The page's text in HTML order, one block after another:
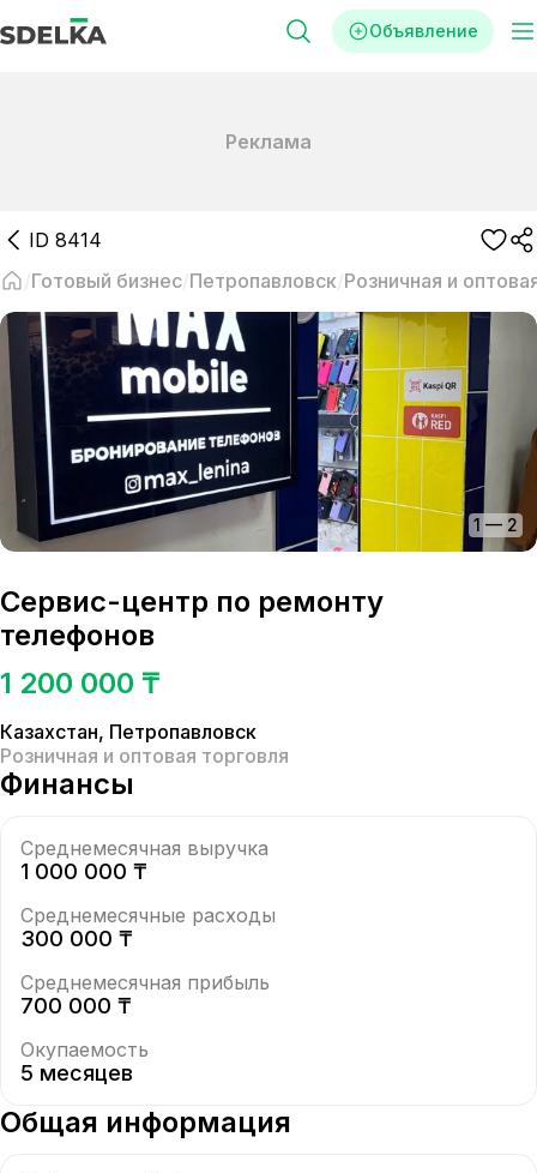
Объявление
Реклама
ID 8414
Готовый бизнес Петропавловск Розничная и
1 — 2
Сервис-центр по ремонту
телефонов
1 200 000 ₸
Казахстан, Петропавловск
Розничная и оптовая торговля
Финансы
Среднемесячная выручка
1 000 000 ₸
Среднемесячные расходы
300 000 ₸
Среднемесячная прибыль
700 000 ₸
Окупаемость
5 месяцев
Общая информация